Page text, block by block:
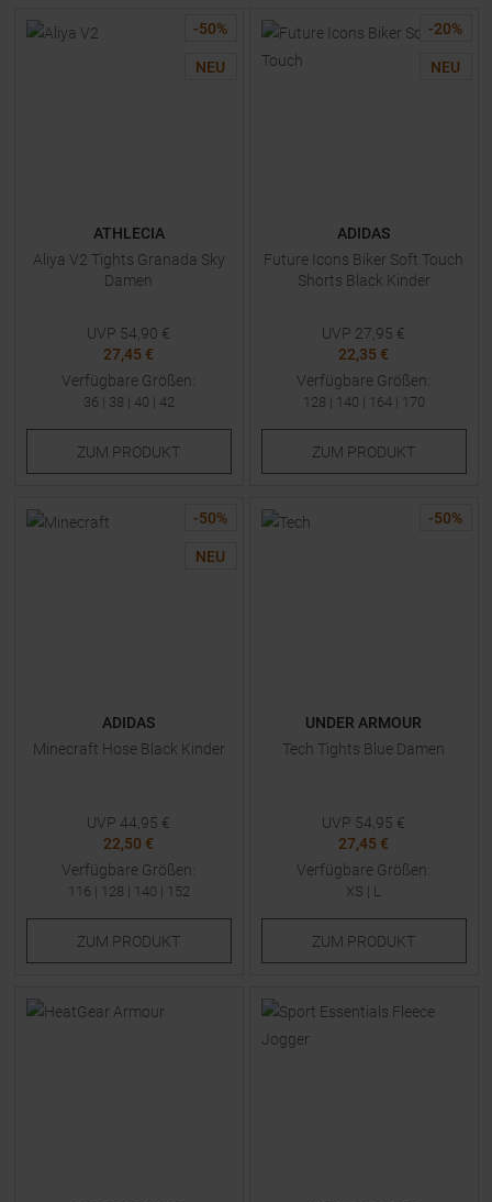
-50%
NEU
ATHLECIA
Aliya V2 Tights Granada Sky
Damen
UVP 54,90 €
27,45 €
Verfügbare Größen:
36 | 38 | 40 | 42
ZUM PRODUKT
-20%
NEU
ADIDAS
Future Icons Biker Soft Touch
Shorts Black Kinder
UVP 27,95 €
22,35 €
Verfügbare Größen:
128 | 140 | 164| 170
ZUM PRODUKT
-50%
NEU
ADIDAS
Minecraft Hose Black Kinder
UVP 44,95 €
22,50 €
Verfügbare Größen:
116 | 128 | 140 | 152
ZUM PRODUKT
-50%
UNDER ARMOUR
Tech Tights Blue Damen
UVP 54,95 €
27,45 €
Verfügbare Größen:
XS | L
ZUM PRODUKT